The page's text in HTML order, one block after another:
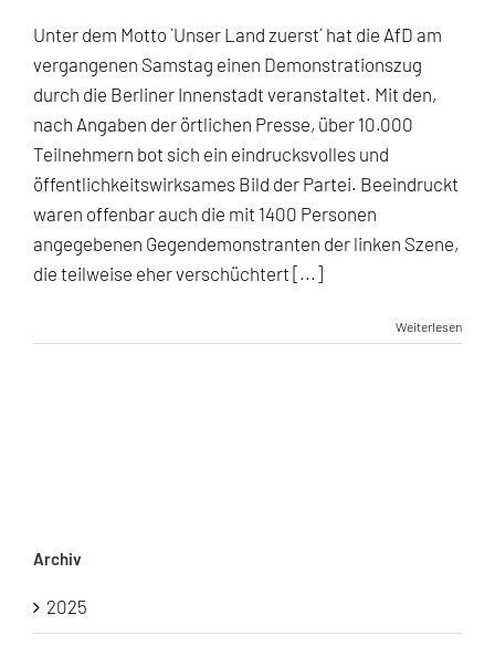
Sabotage
des
kann
Unter dem Motto `Unser Land zuerst´ hat die AfD am
vergangenen Samstag einen Demonstrationszug
durch die Berliner Innenstadt veranstaltet. Mit den,
nach Angaben der örtlichen Presse, über 10.000
Teilnehmern bot sich ein eindrucksvolles und
öffentlichkeitswirksames Bild der Partei. Beeindruckt
waren offenbar auch die mit 1400 Personen
angegebenen Gegendemonstranten der linken Szene,
die teilweise eher verschüchtert [...]
Weiterlesen
Archiv
2025